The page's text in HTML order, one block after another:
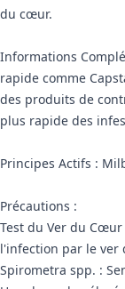
du cœur.
Informations
rapide comme
des produits de
plus rapide des
Principes Actifs :
Précautions :
Test du Ver du
l'infection par le ver
Spirometra spp. :